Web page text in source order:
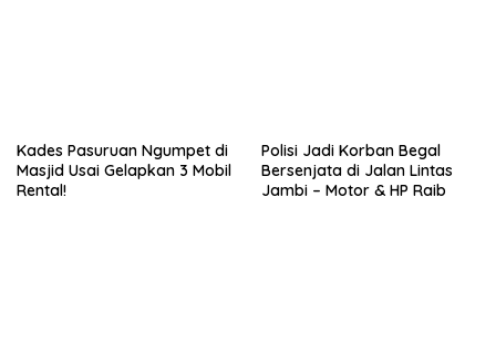
Kades Pasuruan Ngumpet di
Masjid Usai Gelapkan 3 Mobil
Rental!
Polisi Jadi Korban Begal
Bersenjata di Jalan Lintas
Jambi – Motor & HP Raib